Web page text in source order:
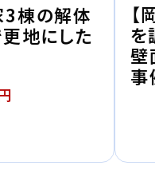
3棟の解体
地にした
を
壁
事